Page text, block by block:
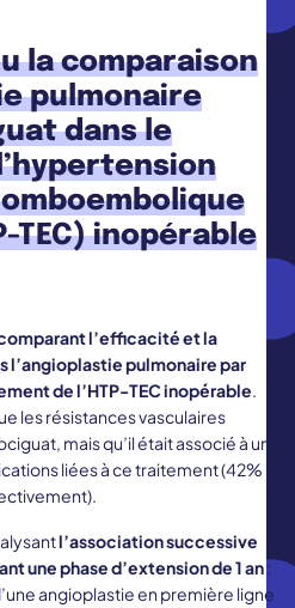
la comparaison
pulmonaire
dans le
hypertension
TEC)inopérable
comparant l’efficacité et la
l’angioplastie pulmonaire par
de l’HTP-TEC inopérable.
les résistances vasculaires
mais qu’il était associé à un
liées à ce traitement (42%
l’association successive
une phase d’extension de 1 an:
angioplastie en première ligne